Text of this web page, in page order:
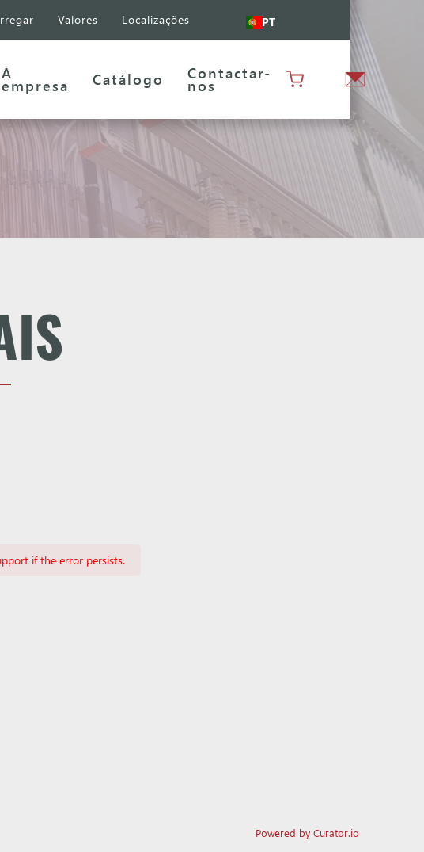
Valores Localizações PT
A
empresa Catálogo Contactar-
nos
if the error persists.
Powered by Curator.io